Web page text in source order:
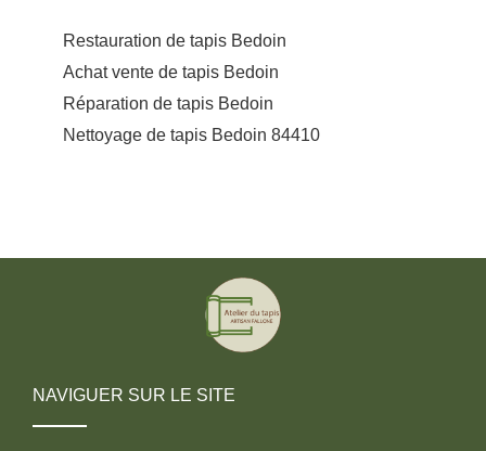
Restauration de tapis Bedoin
Achat vente de tapis Bedoin
Réparation de tapis Bedoin
Nettoyage de tapis Bedoin 84410
NAVIGUER SUR LE SITE